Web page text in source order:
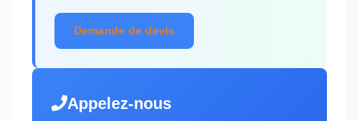
Demande de devis
Appelez-nous